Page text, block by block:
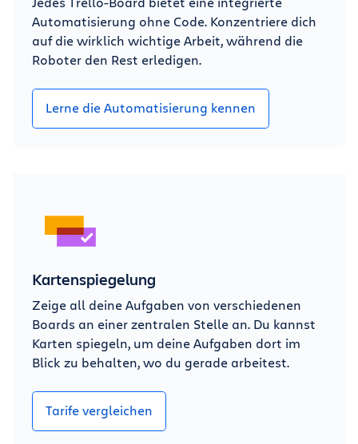
Automatisierung ohne Code. Konzentriere dich
auf die wirklich wichtige Arbeit, während die
Roboter den Rest erledigen.
Lerne die Automatisierung kennen
Kartenspiegelung
Zeige all deine Aufgaben von verschiedenen
Boards an einer zentralen Stelle an. Du kannst
Karten spiegeln, um deine Aufgaben dort im
Blick zu behalten, wo du gerade arbeitest.
Tarife vergleichen